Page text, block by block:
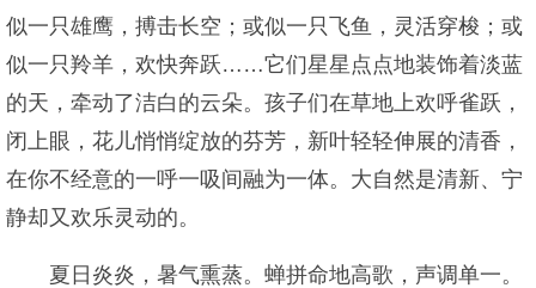
似一只雄鹰，搏击长空；或似一只飞鱼，灵活穿梭；或
似一只羚羊，欢快奔跃……它们星星点点地装饰着淡蓝
的天，牵动了洁白的云朵。孩子们在草地上欢呼雀跃，
闭上眼，花儿悄悄绽放的芬芳，新叶轻轻伸展的清香，
在你不经意的一呼一吸间融为一体。大自然是清新、宁
静却又欢乐灵动的。
夏日炎炎，暑气熏蒸。蝉拼命地高歌，声调单一。